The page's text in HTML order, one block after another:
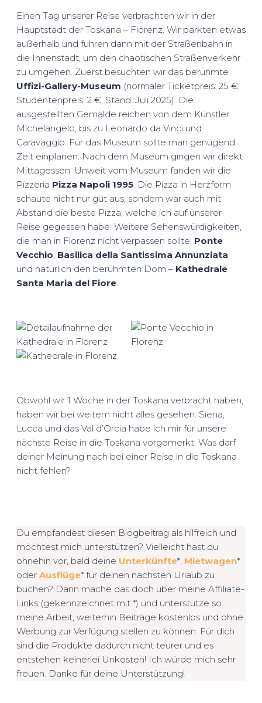
Einen Tag unserer Reise verbrachten wir in der
Hauptstadt der Toskana – Florenz. Wir parkten etwas
außerhalb und fuhren dann mit der Straßenbahn in
die Innenstadt, um den chaotischen Straßenverkehr
zu umgehen. Zuerst besuchten wir das berühmte
Uffizi-Gallery-Museum (normaler Ticketpreis: 25 €;
Studentenpreis: 2 €; Stand: Juli 2025). Die
ausgestellten Gemälde reichen von dem Künstler
Michelangelo, bis zu Leonardo da Vinci und
Caravaggio. Für das Museum sollte man genügend
Zeit einplanen. Nach dem Museum gingen wir direkt
Mittagessen. Unweit vom Museum fanden wir die
Pizzeria Pizza Napoli 1995. Die Pizza in Herzform
schaute nicht nur gut aus, sondern war auch mit
Abstand die beste Pizza, welche ich auf unserer
Reise gegessen habe. Weitere Sehenswürdigkeiten,
die man in Florenz nicht verpassen sollte: Ponte
Vecchio, Basilica della Santissima Annunziata
und natürlich den berühmten Dom – Kathedrale
Santa Maria del Fiore.
Obwohl wir 1 Woche in der Toskana verbracht haben,
haben wir bei weitem nicht alles gesehen. Siena,
Lucca und das Val d’Orcia habe ich mir für unsere
nächste Reise in die Toskana vorgemerkt. Was darf
deiner Meinung nach bei einer Reise in die Toskana
nicht fehlen?
Du empfandest diesen Blogbeitrag als hilfreich und
möchtest mich unterstützen? Vielleicht hast du
ohnehin vor, bald deine Unterkünfte*, Mietwagen*
oder Ausflüge* für deinen nächsten Urlaub zu
buchen? Dann mache das doch über meine Affiliate-
Links (gekennzeichnet mit *) und unterstütze so
meine Arbeit, weiterhin Beiträge kostenlos und ohne
Werbung zur Verfügung stellen zu können. Für dich
sind die Produkte dadurch nicht teurer und es
entstehen keinerlei Unkosten! Ich würde mich sehr
freuen. Danke für deine Unterstützung!